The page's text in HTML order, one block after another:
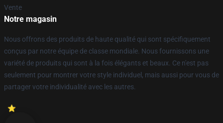
Vente
Notre magasin
Nous offrons des produits de haute qualité qui sont spécifiquement
conçus par notre équipe de classe mondiale. Nous fournissons une
variété de produits qui sont à la fois élégants et beaux. Ce n'est pas
seulement pour montrer votre style individuel, mais aussi pour vous de
partager votre individualité avec les autres.